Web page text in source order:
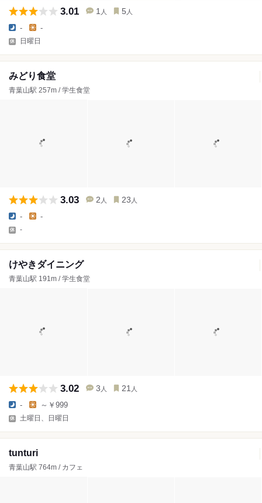
3.01 1 人 5 人
- -
日曜日
みどり食堂
青葉山駅 257m / 学生食堂
3.03 2 人 23 人
- -
-
けやきダイニング
青葉山駅 191m / 学生食堂
3.02 3 人 21 人
- ～￥999
土曜日、日曜日
tunturi
青葉山駅 764m / カフェ